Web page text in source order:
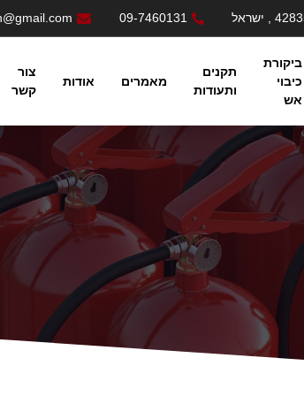
09-7460131
ביקורת
כיבוי
אש
תקנים
ותעודות
מאמרים אודות
צור
קשר